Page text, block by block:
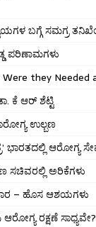
ಬಗ್ಗೆ ಸಮಗ್ರ
ಪರಿಣಾಮಗಳು
they Needed
ಡಾ. ಕೆ ಆರ್ ಶೆಟ್ಟಿ
ಉಲ್ಬಣ
ಭಾರತದಲ್ಲಿ ಆರೋಗ್ಯ
ಸಚಿವರಲ್ಲಿ ಅರಿಕೆಗಳು
– ಹೊಸ ಆಶಯಗಳು
ಆರೋಗ್ಯ ರಕ್ಷಣೆ ಸಾಧ್ಯವೇ?